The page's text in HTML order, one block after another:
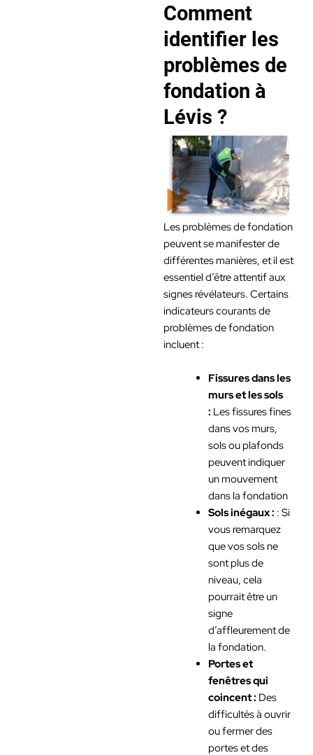
Comment
identifier les
problèmes de
fondation à
Lévis ?
Les problèmes de fondation
peuvent se manifester de
différentes manières, et il est
essentiel d’être attentif aux
signes révélateurs. Certains
indicateurs courants de
problèmes de fondation
incluent :
Fissures dans les
murs et les sols
: Les fissures fines
dans vos murs,
sols ou plafonds
peuvent indiquer
un mouvement
dans la fondation
Sols inégaux : : Si
vous remarquez
que vos sols ne
sont plus de
niveau, cela
pourrait être un
signe
d’affleurement de
la fondation.
Portes et
fenêtres qui
coincent : Des
difficultés à ouvrir
ou fermer des
portes et des